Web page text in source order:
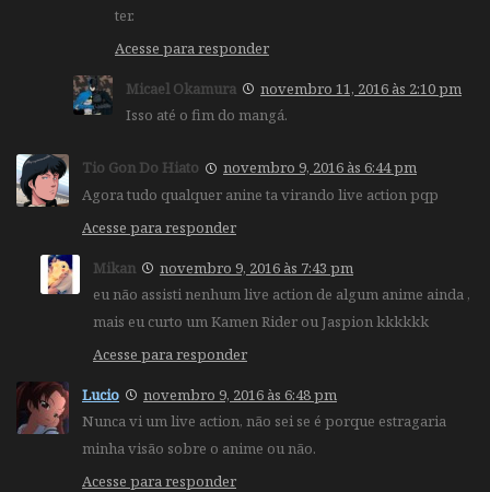
ter.
Acesse para responder
Micael Okamura
novembro 11, 2016 às 2:10 pm
Isso até o fim do mangá.
Tio Gon Do Hiato
novembro 9, 2016 às 6:44 pm
Agora tudo qualquer anine ta virando live action pqp
Acesse para responder
Mikan
novembro 9, 2016 às 7:43 pm
eu não assisti nenhum live action de algum anime ainda ,
mais eu curto um Kamen Rider ou Jaspion kkkkkk
Acesse para responder
Lucio
novembro 9, 2016 às 6:48 pm
Nunca vi um live action, não sei se é porque estragaria
minha visão sobre o anime ou não.
Acesse para responder